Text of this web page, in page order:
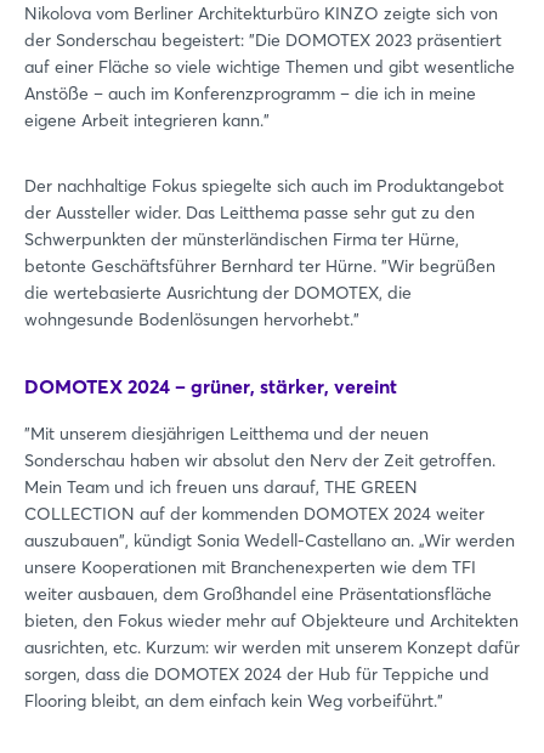
Nikolova vom Berliner Architekturbüro KINZO zeigte sich von
der Sonderschau begeistert: "Die DOMOTEX 2023 präsentiert
auf einer Fläche so viele wichtige Themen und gibt wesentliche
Anstöße – auch im Konferenzprogramm – die ich in meine
eigene Arbeit integrieren kann."
Der nachhaltige Fokus spiegelte sich auch im Produktangebot
der Aussteller wider. Das Leitthema passe sehr gut zu den
Schwerpunkten der münsterländischen Firma ter Hürne,
betonte Geschäftsführer Bernhard ter Hürne. "Wir begrüßen
die wertebasierte Ausrichtung der DOMOTEX, die
wohngesunde Bodenlösungen hervorhebt."
DOMOTEX 2024 – grüner, stärker, vereint
"Mit unserem diesjährigen Leitthema und der neuen
Sonderschau haben wir absolut den Nerv der Zeit getroffen.
Mein Team und ich freuen uns darauf, THE GREEN
COLLECTION auf der kommenden DOMOTEX 2024 weiter
auszubauen", kündigt Sonia Wedell-Castellano an. „Wir werden
unsere Kooperationen mit Branchenexperten wie dem TFI
weiter ausbauen, dem Großhandel eine Präsentationsfläche
bieten, den Fokus wieder mehr auf Objekteure und Architekten
ausrichten, etc. Kurzum: wir werden mit unserem Konzept dafür
sorgen, dass die DOMOTEX 2024 der Hub für Teppiche und
Flooring bleibt, an dem einfach kein Weg vorbeiführt."